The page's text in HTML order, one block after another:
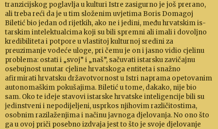
tranzicijskog poglavlja u kulturi Istre zasi­gurno je još pre­rano,
ali treba reći da je u tim složenim uvjetima Boris Domagoj
Biletić bio jedan od ri­jetkih, ako ne i jedini, među hrvatskim is­
tarskim inte­lektualcima koji su bili spremni ali imali i dovoljno
kredibiliteta i potpore u vlastitoj kulturnoj sre­dini za
preuzimanje vodeće uloge, pri čemu je on i jasno vi­dio cjelinu
pro­blema: ostati i „svoj” i „naš”, sačuvati is­tarsku zavi­čaj­nu
osebujnost unutar cje­line hrvatskoga entiteta i snažno
afirmirati hr­vatsku dr­ža­votvornost u Istri naprama ope­tovanim
autono­maškim poku­šajima. Biletić u tome, da­kako, nije bio
sam. Oko te ideje sta­vovi istarske hrvat­ske inteligencije bili su
je­din­stveni i ne­podijeljeni, usprkos nji­hovim raz­ličitostima,
osobnim razilaženjima i na­činu javnoga dje­lovanja. No ono što
ga u ovoj priči po­sebno iz­dvaja jest to što je svoje dje­lo­vanje